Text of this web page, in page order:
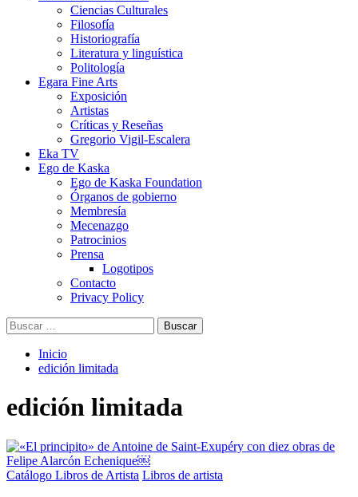
Ciencias Culturales
Filosofía
Historiografía
Literatura y linguística
Politología
Egara Fine Arts
Exposición
Artistas
Críticas y Reseñas
Gregorio Vigil-Escalera
Eka TV
Ego de Kaska
Ego de Kaska Foundation
Órganos de gobierno
Membresía
Mecenazgo
Patrocinios
Prensa
Logotipos
Contacto
Privacy Policy
Buscar:
Inicio
edición limitada
edición limitada
Catálogo Libros de Artista Libros de artista